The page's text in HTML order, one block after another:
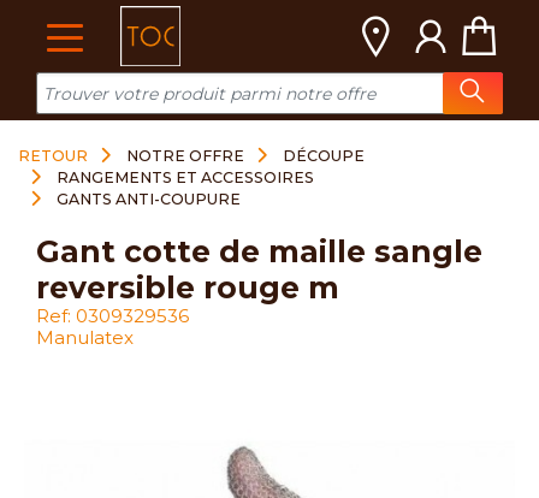
RETOUR NOTRE OFFRE
DÉCOUPE
RANGEMENTS ET ACCESSOIRES
GANTS ANTI-COUPURE
gant cotte de maille sangle
reversible rouge m
Ref: 0309329536
Manulatex
Cookies management panel